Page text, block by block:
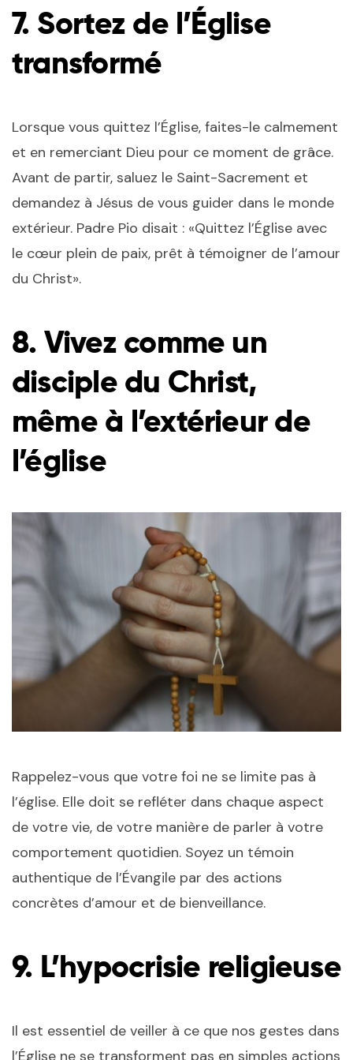
7. Sortez de l’Église
transformé
Lorsque vous quittez l’Église, faites-le calmement
et en remerciant Dieu pour ce moment de grâce.
Avant de partir, saluez le Saint-Sacrement et
demandez à Jésus de vous guider dans le monde
extérieur. Padre Pio disait : «Quittez l’Église avec
le cœur plein de paix, prêt à témoigner de l’amour
du Christ».
8. Vivez comme un
disciple du Christ,
même à l’extérieur de
l’église
Rappelez-vous que votre foi ne se limite pas à
l’église. Elle doit se refléter dans chaque aspect
de votre vie, de votre manière de parler à votre
comportement quotidien. Soyez un témoin
authentique de l’Évangile par des actions
concrètes d’amour et de bienveillance.
9. L’hypocrisie religieuse
Il est essentiel de veiller à ce que nos gestes dans
l’Église ne se transforment pas en simples actions